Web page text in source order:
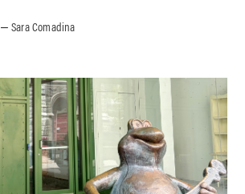
–Sara Comadina